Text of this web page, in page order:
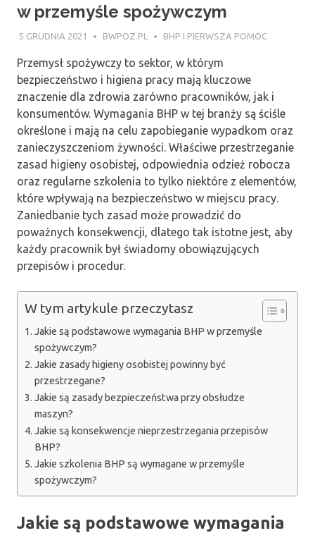
w przemyśle spożywczym
5 GRUDNIA 2021 BWPOZ.PL BHP I PIERWSZA POMOC
Przemysł spożywczy to sektor, w którym
bezpieczeństwo i higiena pracy mają kluczowe
znaczenie dla zdrowia zarówno pracowników, jak i
konsumentów. Wymagania BHP w tej branży są ściśle
określone i mają na celu zapobieganie wypadkom oraz
zanieczyszczeniom żywności. Właściwe przestrzeganie
zasad higieny osobistej, odpowiednia odzież robocza
oraz regularne szkolenia to tylko niektóre z elementów,
które wpływają na bezpieczeństwo w miejscu pracy.
Zaniedbanie tych zasad może prowadzić do
poważnych konsekwencji, dlatego tak istotne jest, aby
każdy pracownik był świadomy obowiązujących
przepisów i procedur.
W tym artykule przeczytasz
Jakie są podstawowe wymagania BHP w przemyśle
spożywczym?
Jakie zasady higieny osobistej powinny być
przestrzegane?
Jakie są zasady bezpieczeństwa przy obsłudze
maszyn?
Jakie są konsekwencje nieprzestrzegania przepisów
BHP?
Jakie szkolenia BHP są wymagane w przemyśle
spożywczym?
Jakie są podstawowe wymagania